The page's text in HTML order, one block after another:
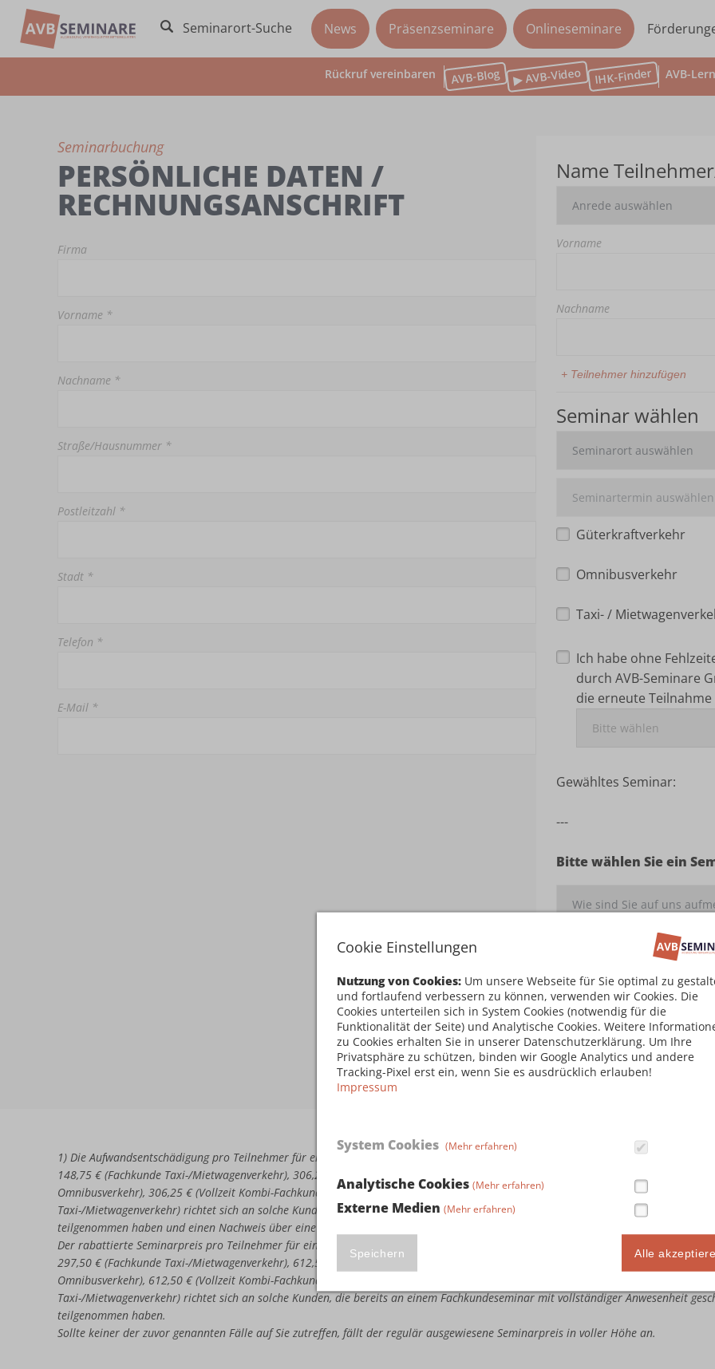
Cookie Einstellungen
Nutzung von Cookies: Um unsere Webseite für Sie optimal zu
und fortlaufend verbessern zu können, verwenden wir Cookies. Die
Cookies unterteilen sich in System Cookies (notwendig für die
Funktionalität der Seite) und Analytische Cookies. Weitere
zu Cookies erhalten Sie in unserer Datenschutzerklärung. Um Ihre
Privatsphäre zu schützen, binden wir Google Analytics und andere
Tracking-Pixel erst ein, wenn Sie es ausdrücklich erlauben!
Impressum
System Cookies (Mehr erfahren)
Analytische Cookies (Mehr erfahren)
Externe Medien (Mehr erfahren)
Speichern Alle
Seminarort-Suche News Präsenzseminare Onlineseminare
Rückruf vereinbaren AVB-Blog ▶ AVB-Video IHK-Finder AVB-
Seminarbuchung
PERSÖNLICHE DATEN /
RECHNUNGSANSCHRIFT
Firma
Vorname *
Nachname *
Straße/Hausnummer *
Postleitzahl *
Stadt *
Telefon *
E-Mail *
Name
Vorname
Nachname
+ Teilnehmer hinzufügen
Seminar wählen
Güterkraftverkehr
Omnibusverkehr
Taxi- /
Ich habe ohne
durch AVB-Seminare
die erneute
Gewähltes Seminar:
---
Bitte wählen Sie ein
damit einverstanden
Kostenpflichtig
1) Die Aufwandsentschädigung pro Teilnehmer für eine erneute Seminarteilnahme in Höhe von 243,75 € (Vollzeit Fachkunde
148,75 € (Fachkunde Taxi-/Mietwagenverkehr), 306,25 € (Vollzeit Kombi-Fachkunde Güterkraftverkehr & Taxi-/
Omnibusverkehr), 306,25 € (Vollzeit Kombi-Fachkunde Omnibusverkehr & Taxi-/Mietwagenverkehr) sowie 386,25 € (Vollzeit
Taxi-/Mietwagenverkehr) richtet sich an solche Kunden, die bereits an einem Fachkundeseminar mit vollständiger Anwesenheit
teilgenommen haben und einen Nachweis über eine nicht bestandene Fachkundeprüfung bei der IHK vorweisen.
Der rabattierte Seminarpreis pro Teilnehmer für eine erneute Seminarteilnahme in Höhe von 487,50 € (Vollzeit Fachkunde
297,50 € (Fachkunde Taxi-/Mietwagenverkehr), 612,50 € (Vollzeit Kombi-Fachkunde Güterkraftverkehr & Taxi-/Mietwagenverkehr),
Omnibusverkehr), 612,50 € (Vollzeit Kombi-Fachkunde Omnibusverkehr & Taxi-/Mietwagenverkehr) sowie 772,50 € (Vollzeit
Taxi-/Mietwagenverkehr) richtet sich an solche Kunden, die bereits an einem Fachkundeseminar mit vollständiger Anwesenheit
teilgenommen haben.
Sollte keiner der zuvor genannten Fälle auf Sie zutreffen, fällt der regulär ausgewiesene Seminarpreis in voller Höhe an.